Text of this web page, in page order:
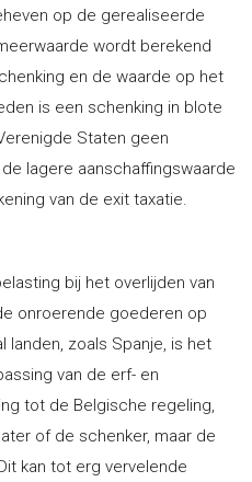
op de gerealiseerde
wordt berekend
en de waarde op het
is een schenking in blote
Staten geen
lagere aanschaffingswaarde
van de exit taxatie.
bij het overlijden van
onroerende goederen op
landen, zoals Spanje, is het
van de erf- en
tot de Belgische regeling,
of de schenker, maar de
kan tot erg vervelende